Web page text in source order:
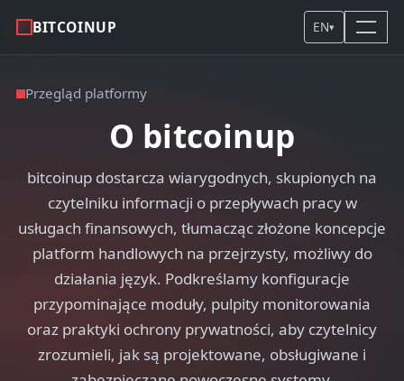
BITCOINUP EN▾
Przegląd platformy
O bitcoinup
bitcoinup dostarcza wiarygodnych, skupionych na
czytelniku informacji o przepływach pracy w
usługach finansowych, tłumacząc złożone koncepcje
platform handlowych na przejrzysty, możliwy do
działania język. Podkreślamy konfiguracje
przypominające moduły, pulpity monitorowania
oraz praktyki ochrony prywatności, aby czytelnicy
zrozumieli, jak są projektowane, obsługiwane i